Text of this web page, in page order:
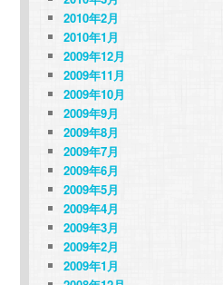
2010年2月
2010年1月
2009年12月
2009年11月
2009年10月
2009年9月
2009年8月
2009年7月
2009年6月
2009年5月
2009年4月
2009年3月
2009年2月
2009年1月